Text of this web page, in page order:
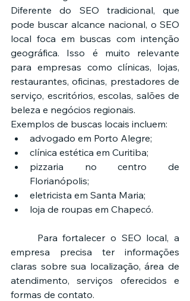
Diferente do SEO tradicional, que
pode buscar alcance nacional, o SEO
local foca em buscas com intenção
geográfica. Isso é muito relevante
para empresas como clínicas, lojas,
restaurantes, oficinas, prestadores de
serviço, escritórios, escolas, salões de
beleza e negócios regionais.
Exemplos de buscas locais incluem:
advogado em Porto Alegre;
clínica estética em Curitiba;
pizzaria no centro de
Florianópolis;
eletricista em Santa Maria;
loja de roupas em Chapecó.
empresa precisa ter informações
claras sobre sua localização, área de
atendimento, serviços oferecidos e
formas de contato.